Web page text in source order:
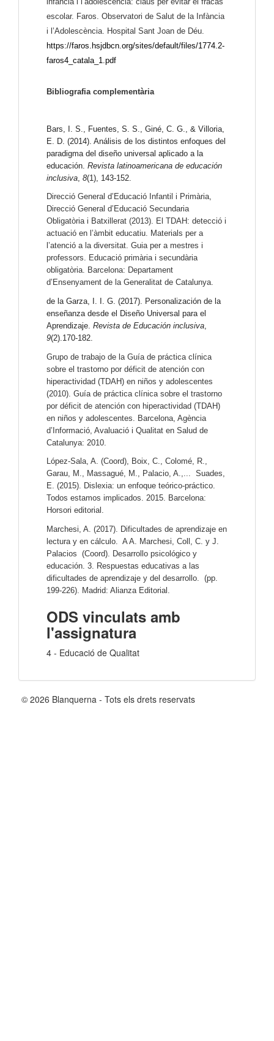
escolar. Faros. Observatori de Salut de la Infància
i l’Adolescència. Hospital Sant Joan de Déu.
https://faros.hsjdbcn.org/sites/default/files/1774.2-
faros4_catala_1.pdf
Bibliografia complementària
Bars, I. S., Fuentes, S. S., Giné, C. G., & Villoria,
E. D. (2014). Análisis de los distintos enfoques del
paradigma del diseño universal aplicado a la
educación. Revista latinoamericana de educación
inclusiva 8(1), 143-152.
Direcció General d’Educació Infantil i Primària,
Direcció General d’Educació Secundaria
Obligatòria i Batxillerat (2013). El TDAH: detecció i
actuació en l’àmbit educatiu. Materials per a
l’atenció a la diversitat. Guia per a mestres i
professors. Educació primària i secundària
obligatòria. Barcelona: Departament
d’Ensenyament de la Generalitat de Catalunya.
de la Garza, I. I. G. (2017). Personalización de la
enseñanza desde el Diseño Universal para el
Aprendizaje. Revista de Educación inclusiva
9(2).170-182.
Grupo de trabajo de la Guía de práctica clínica
sobre el trastorno por déficit de atención con
hiperactividad (TDAH) en niños y adolescentes
(2010). Guía de práctica clínica sobre el trastorno
por déficit de atención con hiperactividad (TDAH)
en niños y adolescentes. Barcelona, Agència
d’Informació, Avaluació i Qualitat en Salud de
Catalunya: 2010.
López-Sala, A. (Coord), Boix, C., Colomé, R.,
Garau, M., Massagué, M., Palacio, A.,...  Suades,
E. (2015). Dislexia: un enfoque teórico-práctico.
Todos estamos implicados. 2015. Barcelona:
Horsori editorial.
Marchesi, A. (2017). Dificultades de aprendizaje en
lectura y en cálculo.  A A. Marchesi, Coll, C. y J.
Palacios  (Coord). Desarrollo psicológico y
educación. 3. Respuestas educativas a las
dificultades de aprendizaje y del desarrollo.  (pp.
199-226). Madrid: Alianza Editorial.
ODS vinculats amb
l'assignatura
4 - Educació de Qualitat
© 2026 Blanquerna - Tots els drets reservats